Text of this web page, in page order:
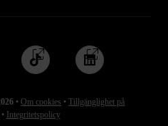
• Om cookies • Tillgänglighet på
• Integritetspolicy
Följ
oss
TikTok
Följ
oss
Linkedin